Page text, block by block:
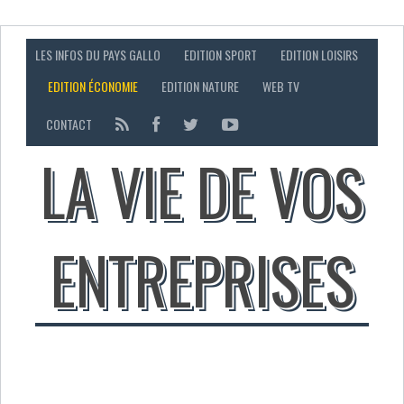
LES INFOS DU PAYS GALLO EDITION SPORT
EDITION LOISIRS
EDITION ÉCONOMIE
EDITION NATURE
WEB TV
CONTACT
LA VIE DE VOS
ENTREPRISES